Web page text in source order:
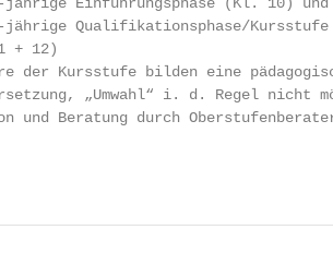
jährige Qualifikationsphase/Kursstufe
+ 12)
der Kursstufe bilden eine
„Umwahl“ i. d. Regel nicht
und Beratung durch